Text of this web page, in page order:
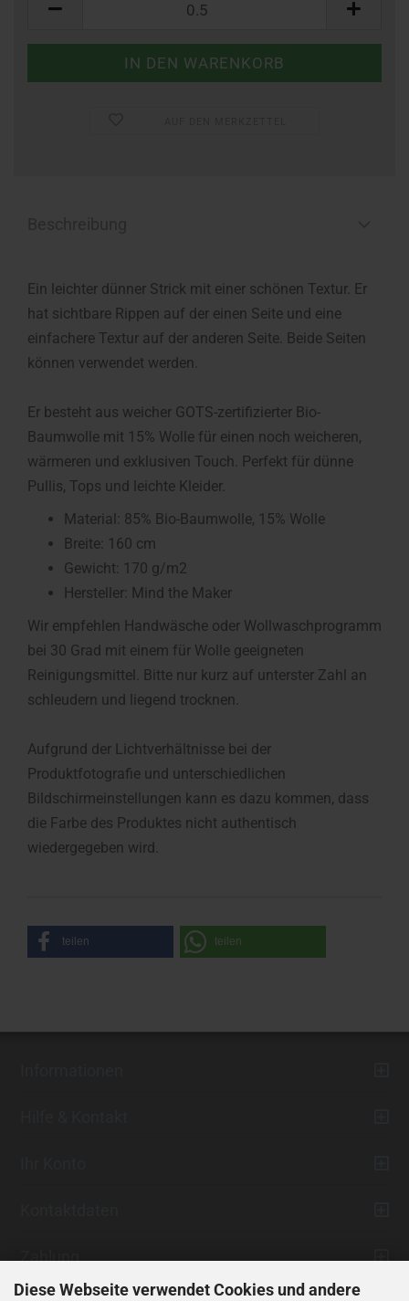
Diese Webseite verwendet Cookies und andere
Ein leichter dünner Strick mit einer schönen Textur. Er
hat sichtbare Rippen auf der einen Seite und eine
einfachere Textur auf der anderen Seite. Beide Seiten
können verwendet werden.
Er besteht aus weicher GOTS-zertifizierter Bio-
Baumwolle mit 15% Wolle für einen noch weicheren,
wärmeren und exklusiven Touch. Perfekt für dünne
Pullis, Tops und leichte Kleider.
Material: 85% Bio-Baumwolle, 15% Wolle
Breite: 160 cm
Gewicht: 170 g/m2
Hersteller: Mind the Maker
Wir empfehlen Handwäsche oder Wollwaschprogramm
bei 30 Grad mit einem für Wolle geeigneten
Reinigungsmittel. Bitte nur kurz auf unterster Zahl an
schleudern und liegend trocknen.
Aufgrund der Lichtverhältnisse bei der
Produktfotografie und unterschiedlichen
Bildschirmeinstellungen kann es dazu kommen, dass
die Farbe des Produktes nicht authentisch
wiedergegeben wird.
teilen teilen
Zahlung